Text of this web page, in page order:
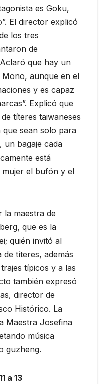
es Goku,
El director explicó
los tres
de
Aclaró que hay un
Mono, aunque en el
y es capaz
Explicó que
títeres taiwaneses
que sean solo para
un bagaje cada
está
mujer el bufón y el
la maestra de
que es la
quién invitó al
títeres, además
típicos y a las
también expresó
director de
Histórico. La
Maestra Josefina
música
guzheng.
a 13